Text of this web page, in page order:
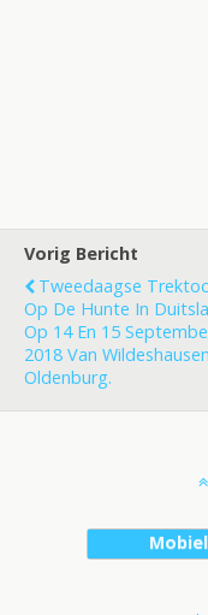
Vorig Bericht
Tweedaagse
Op De Hunte In
Op 14 En 15
2018 Van
Oldenburg.
Mobiel